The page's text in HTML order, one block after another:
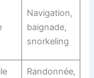
Navigation,
baignade,
snorkeling
Randonnée,